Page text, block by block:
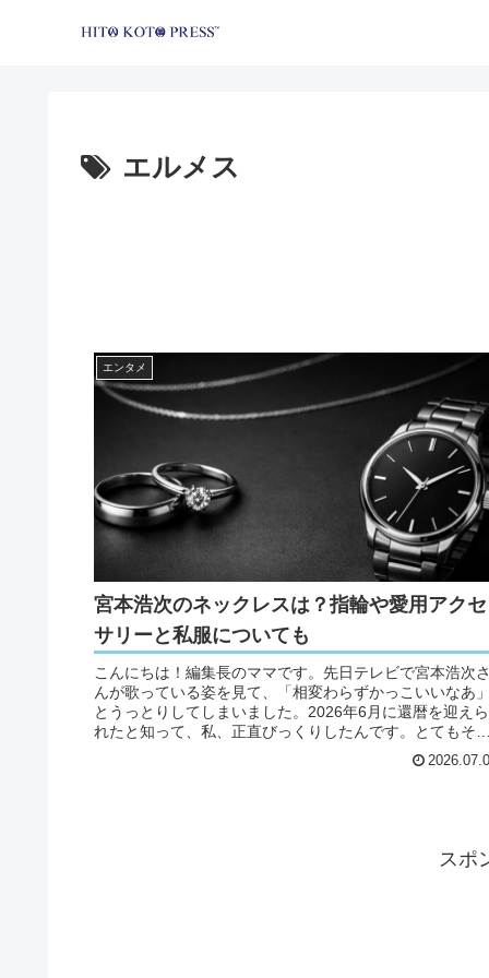
エルメス
エンタメ
宮本浩次のネックレスは？指輪や愛用アクセ
サリーと私服についても
こんにちは！編集長のママです。先日テレビで宮本浩次さ
んが歌っている姿を見て、「相変わらずかっこいいなあ」
とうっとりしてしまいました。2026年6月に還暦を迎えら
れたと知って、私、正直びっくりしたんです。とてもそん
スポ